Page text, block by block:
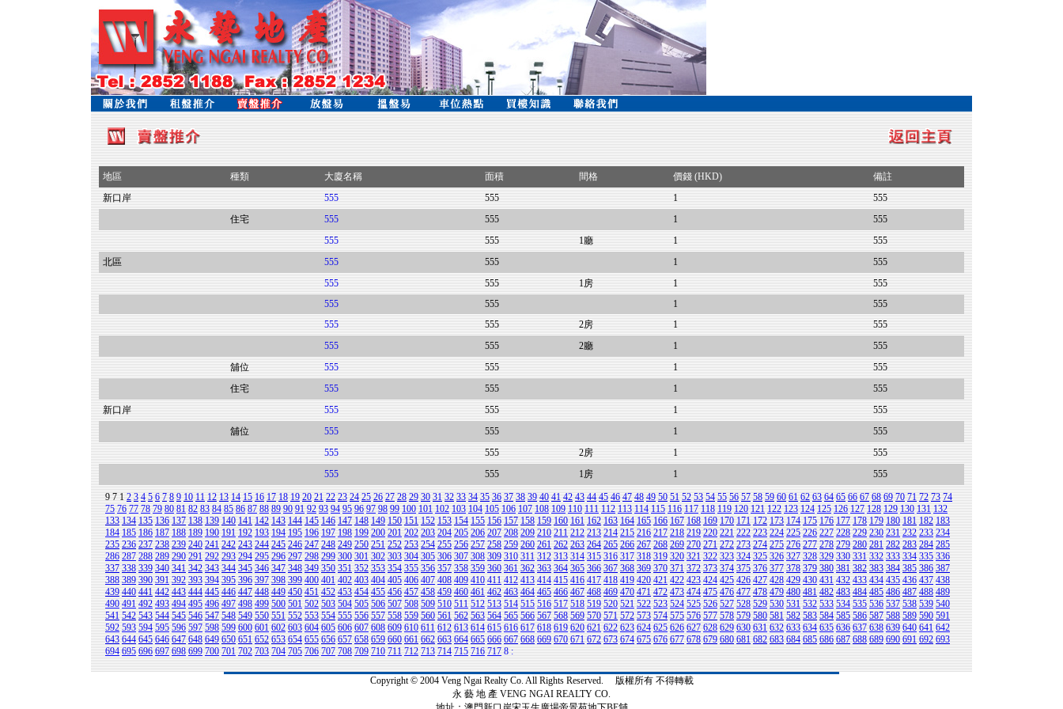
地區 種類 大廈名稱 面積 間格 價錢 (HKD)
備註
新口岸
555 555 1
555
住宅
555 555 1
555
555
555 1廳 1
555
北區
555 555 1
555
555
555 1房 1
555
555
555 1
555
555
555 2房 1
555
555
555 2廳 1
555
舖位
555 555 1
555
住宅
555 555 1
555
新口岸
555 555 1
555
舖位
555 555 1
555
555
555 2房 1
555
555
555 1房 1 555
9 712 3 4 5 6 7 8 9 10 11 12 13 14 15 16 17 18 19 20 21 22 23 24 25 26 27 28 29 30 31 32 33 34 35 36 37 38 39 40 41 42 43 44 45 46 47 48 49 50 51 52 53 54 55 56 57 58 59 60 61 62 63 64 65 66 67 68 69 70 71 72 73 74
75 76 77 78 79 80 81 82 83 84 85 86 87 88 89 90 91 92 93 94 95 96 97 98 99 100 101 102 103 104 105 106 107 108 109 110 111 112 113 114 115 116 117 118 119 120 121 122 123 124 125 126 127 128 129 130 131 132
133 134 135 136 137 138 139 140 141 142 143 144 145 146 147 148 149 150 151 152 153 154 155 156 157 158 159 160 161 162 163 164 165 166 167 168 169 170 171 172 173 174 175 176 177 178 179 180 181 182 183
184 185 186 187 188 189 190 191 192 193 194 195 196 197 198 199 200 201 202 203 204 205 206 207 208 209 210 211 212 213 214 215 216 217 218 219 220 221 222 223 224 225 226 227 228 229 230 231 232 233 234
235 236 237 238 239 240 241 242 243 244 245 246 247 248 249 250 251 252 253 254 255 256 257 258 259 260 261 262 263 264 265 266 267 268 269 270 271 272 273 274 275 276 277 278 279 280 281 282 283 284 285
286 287 288 289 290 291 292 293 294 295 296 297 298 299 300 301 302 303 304 305 306 307 308 309 310 311 312 313 314 315 316 317 318 319 320 321 322 323 324 325 326 327 328 329 330 331 332 333 334 335 336
337 338 339 340 341 342 343 344 345 346 347 348 349 350 351 352 353 354 355 356 357 358 359 360 361 362 363 364 365 366 367 368 369 370 371 372 373 374 375 376 377 378 379 380 381 382 383 384 385 386 387
388 389 390 391 392 393 394 395 396 397 398 399 400 401 402 403 404 405 406 407 408 409 410 411 412 413 414 415 416 417 418 419 420 421 422 423 424 425 426 427 428 429 430 431 432 433 434 435 436 437 438
439 440 441 442 443 444 445 446 447 448 449 450 451 452 453 454 455 456 457 458 459 460 461 462 463 464 465 466 467 468 469 470 471 472 473 474 475 476 477 478 479 480 481 482 483 484 485 486 487 488 489
490 491 492 493 494 495 496 497 498 499 500 501 502 503 504 505 506 507 508 509 510 511 512 513 514 515 516 517 518 519 520 521 522 523 524 525 526 527 528 529 530 531 532 533 534 535 536 537 538 539 540
541 542 543 544 545 546 547 548 549 550 551 552 553 554 555 556 557 558 559 560 561 562 563 564 565 566 567 568 569 570 571 572 573 574 575 576 577 578 579 580 581 582 583 584 585 586 587 588 589 590 591
592 593 594 595 596 597 598 599 600 601 602 603 604 605 606 607 608 609 610 611 612 613 614 615 616 617 618 619 620 621 622 623 624 625 626 627 628 629 630 631 632 633 634 635 636 637 638 639 640 641 642
643 644 645 646 647 648 649 650 651 652 653 654 655 656 657 658 659 660 661 662 663 664 665 666 667 668 669 670 671 672 673 674 675 676 677 678 679 680 681 682 683 684 685 686 687 688 689 690 691 692 693
694 695 696 697 698 699 700 701 702 703 704 705 706 707 708 709 710 711 712 713 714 715 716 717 8 :
Copyright © 2004 Veng Ngai Realty Co. All Rights Reserved. 版權所有 不得轉載
永 藝 地 產 VENG NGAI REALTY CO.